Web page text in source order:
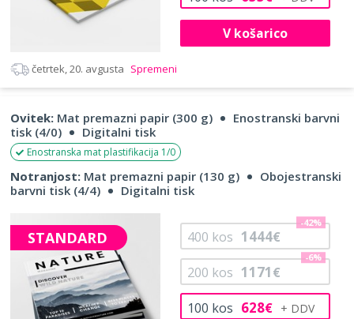
V košarico
četrtek, 20. avgusta Spremeni
Ovitek: Mat premazni papir (300 g)
Enostranski barvni
tisk (4/0)
Digitalni tisk
Enostranska mat plastifikacija 1/0
Notranjost: Mat premazni papir (130 g)
Obojestranski
barvni tisk (4/4)
Digitalni tisk
STANDARD
100 kos 628€
200 kos 1171€
-6%
400 kos 1444€
-42%